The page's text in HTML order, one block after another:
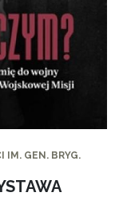
IM. GEN. BRYG.